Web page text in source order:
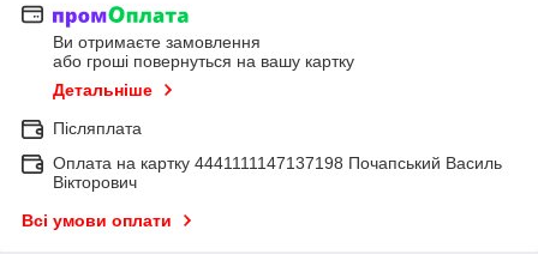
Ви отримаєте замовлення
або гроші повернуться на вашу картку
Детальніше
Післяплата
Оплата на картку 4441111147137198 Почапський Василь
Вікторович
Всі умови оплати